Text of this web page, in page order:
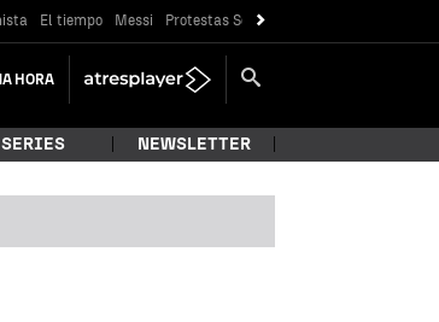
El tiempo Messi Protestas Sóller
HORA
SERIES NEWSLETTER